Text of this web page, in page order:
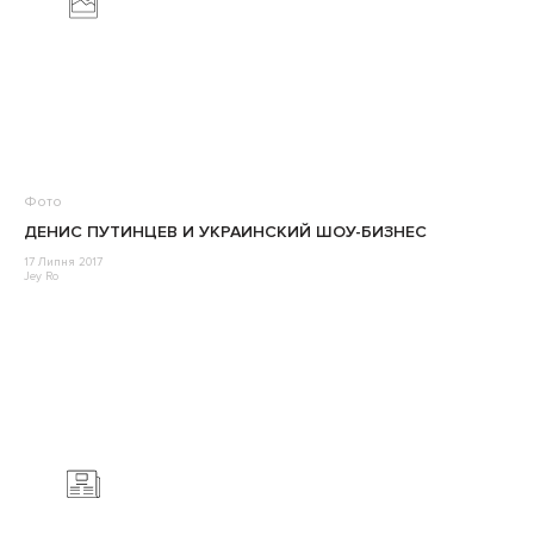
Фото
ДЕНИС ПУТИНЦЕВ И УКРАИНСКИЙ ШОУ-БИЗНЕС
17 Липня 2017
Jey Ro